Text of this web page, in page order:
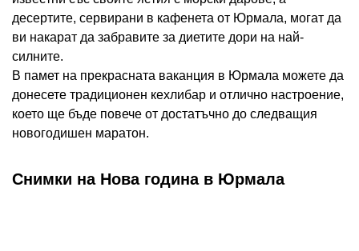
десертите, сервирани в кафенета от Юрмала, могат да
ви накарат да забравите за диетите дори на най-
силните.
В памет на прекрасната ваканция в Юрмала можете да
донесете традиционен кехлибар и отлично настроение,
което ще бъде повече от достатъчно до следващия
новогодишен маратон.
Снимки на Нова година в Юрмала